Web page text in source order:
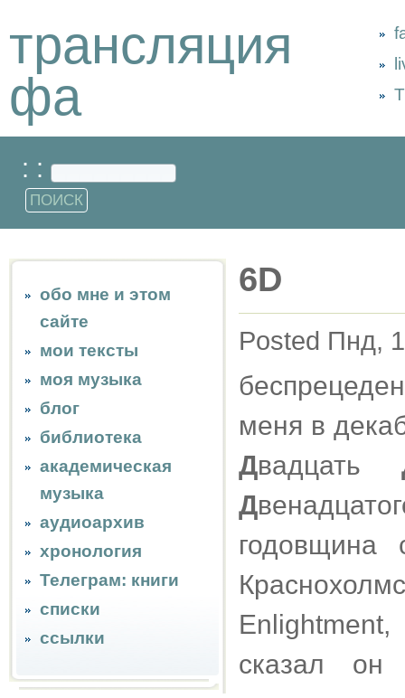
трансляция
фа
: :
обо мне и этом
сайте
мои тексты
моя музыка
блог
библиотека
академическая
музыка
аудиоархив
хронология
Телеграм: книги
списки
ссылки
6D
Posted Пнд,
меня в
Двадцать
Д
сказал